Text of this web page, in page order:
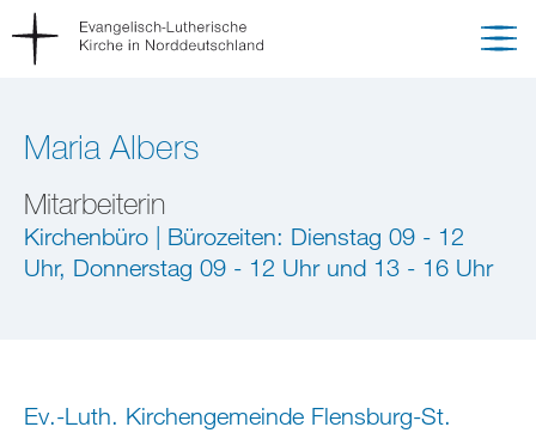
Maria Albers
Mitarbeiterin
Kirchenbüro | Bürozeiten: Dienstag 09 - 12
Uhr, Donnerstag 09 - 12 Uhr und 13 - 16 Uhr
Ev.-Luth. Kirchengemeinde Flensburg-St.